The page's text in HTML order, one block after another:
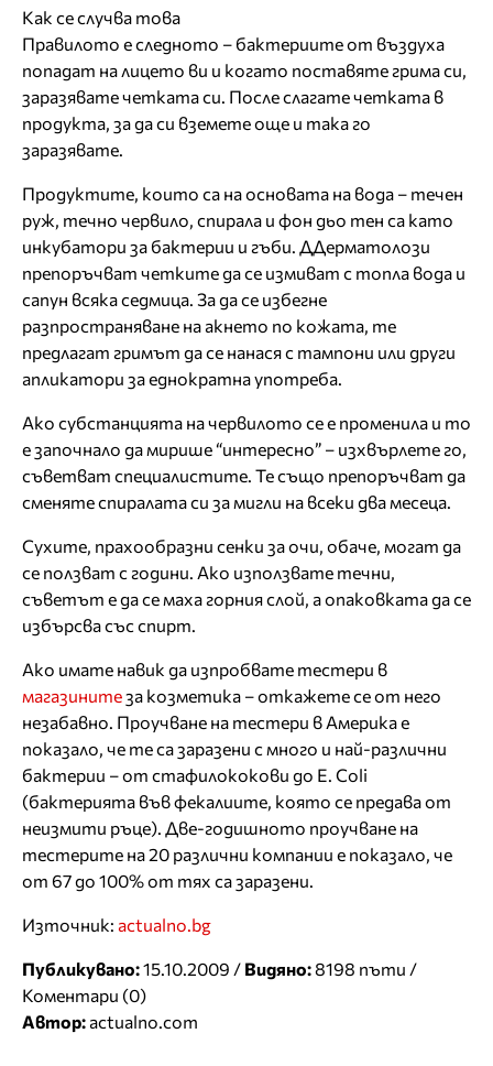
Как се случва това
Правилото е следното – бактериите от въздуха
попадат на лицето ви и когато поставяте грима си,
заразявате четката си. После слагате четката в
продукта, за да си вземете още и така го
заразявате.
Продуктите, които са на основата на вода – течен
руж, течно червило, спирала и фон дьо тен са като
инкубатори за бактерии и гъби. ДДерматолози
препоръчват четките да се измиват с топла вода и
сапун всяка седмица. За да се избегне
разпространяване на акнето по кожата, те
предлагат гримът да се нанася с тампони или други
апликатори за еднократна употреба.
Ако субстанцията на червилото се е променила и то
е започнало да мирише “интересно” – изхвърлете го,
съветват специалистите. Те също препоръчват да
сменяте спиралата си за мигли на всеки два месеца.
Сухите, прахообразни сенки за очи, обаче, могат да
се ползват с години. Ако използвате течни,
съветът е да се маха горния слой, а опаковката да се
избърсва със спирт.
Ако имате навик да изпробвате тестери в
магазинитеза козметика – откажете се от него
незабавно. Проучване на тестери в Америка е
показало, че те са заразени с много и най-различни
бактерии – от стафилококови до Е. Coli
(бактерията във фекалиите, която се предава от
неизмити ръце). Две-годишното проучване на
тестерите на 20 различни компании е показало, че
от 67 до 100% от тях са заразени.
Източник: actualno.bg
Публикувано:15.10.2009 / Видяно:8198 пъти /
Коментари (0)
Автор: actualno.com